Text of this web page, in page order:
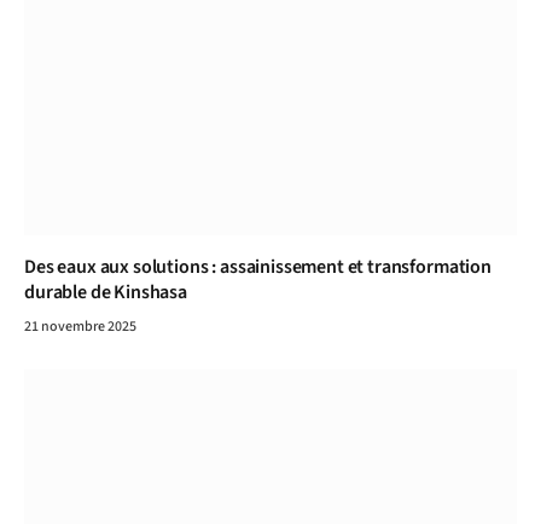
Des eaux aux solutions : assainissement et transformation
durable de Kinshasa
21 novembre 2025